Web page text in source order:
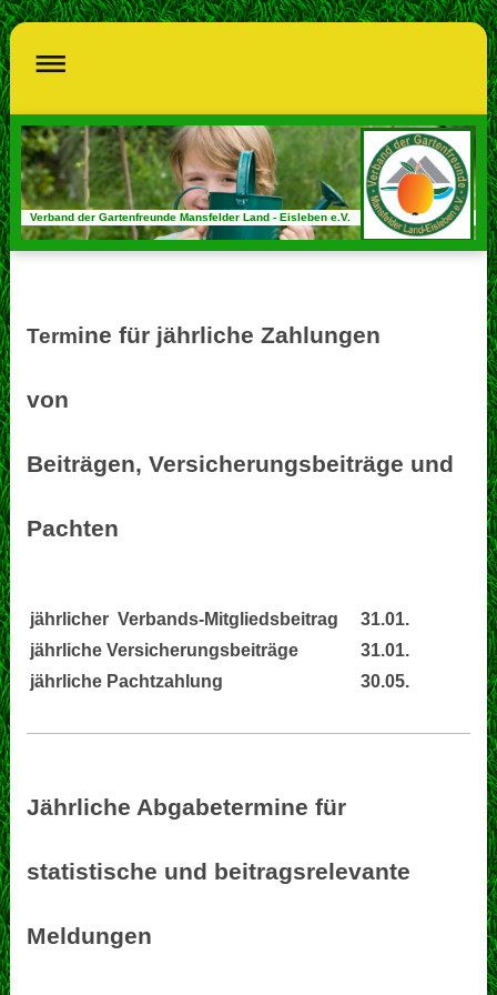
Verband der Gartenfreunde Mansfelder Land - Eisleben e.V.
Termine für jährliche Zahlungen
von
Beiträgen, Versicherungsbeiträge und
Pachten
jährlicher Verbands-Mitgliedsbeitrag
31.01.
jährliche Versicherungsbeiträge
31.01.
jährliche Pachtzahlung
30.05.
Jährliche Abgabetermine für
statistische und beitragsrelevante
Meldungen